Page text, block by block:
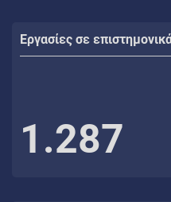
Εργασίες σε
1.287